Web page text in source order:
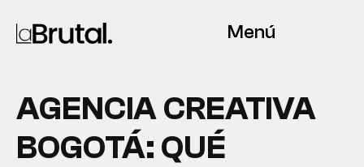
Menú
AGENCIA CREATIVA
BOGOTÁ: QUÉ